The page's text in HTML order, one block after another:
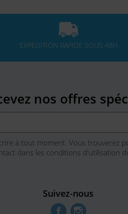
EXPEDITION RAPIDE SOUS 48H
nos offres
à tout moment. Vous trouverez
dans les conditions d'utilisation
Suivez-nous
FacebookInstagram